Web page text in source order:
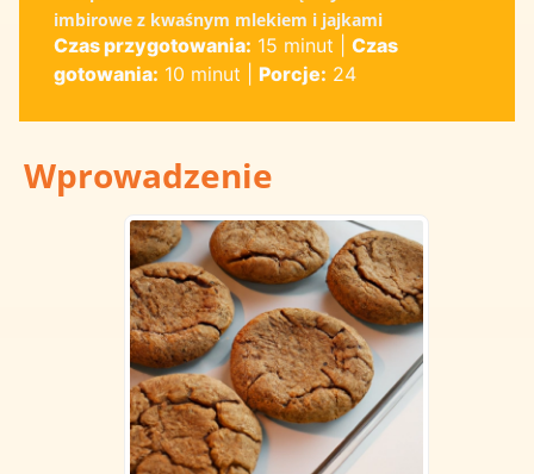
imbirowe z kwaśnym mlekiem i jajkami
Czas przygotowania: 15 minut
Czas
gotowania: 10 minut Porcje: 24
Wprowadzenie